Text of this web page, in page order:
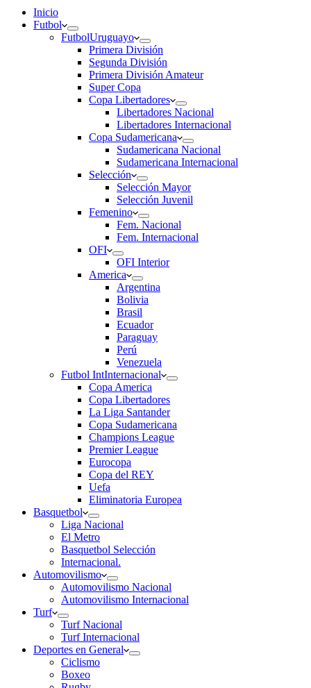
Inicio
Futbol
FutbolUruguayo
Primera División
Segunda División
Primera División Amateur
Super Copa
Copa Libertadores
Libertadores Nacional
Libertadores Internacional
Copa Sudamericana
Sudamericana Nacional
Sudamericana Internacional
Selección
Selección Mayor
Selección Juvenil
Femenino
Fem. Nacional
Fem. Internacional
OFI
OFI Interior
America
Argentina
Bolivia
Brasil
Ecuador
Paraguay
Perú
Venezuela
Futbol IntInternacional
Copa America
Copa Libertadores
La Liga Santander
Copa Sudamericana
Champions League
Premier League
Eurocopa
Copa del REY
Uefa
Eliminatoria Europea
Basquetbol
Liga Nacional
El Metro
Basquetbol Selección
Internacional.
Automovilismo
Automovilismo Nacional
Automovilismo Internacional
Turf
Turf Nacional
Turf Internacional
Deportes en General
Ciclismo
Boxeo